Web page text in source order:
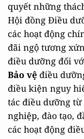
quyết những
Hội đồng Điều
các hoạt động
đãi ngộ tương
điều dưỡng đối
Bảo vệ điều
điều kiện nguy
tác điều dưỡng
nghiệp, đào tạo,
các hoạt động